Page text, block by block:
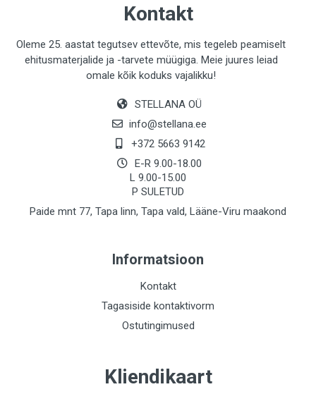
Kontakt
Oleme 25. aastat tegutsev ettevõte, mis tegeleb peamiselt
ehitusmaterjalide ja -tarvete müügiga. Meie juures leiad
omale kõik koduks vajalikku!
STELLANA OÜ
info@stellana.ee
+372 5663 9142
E-R 9.00-18.00
L 9.00-15.00
P SULETUD
Paide mnt 77, Tapa linn, Tapa vald, Lääne-Viru maakond
Informatsioon
Kontakt
Tagasiside kontaktivorm
Ostutingimused
Kliendikaart